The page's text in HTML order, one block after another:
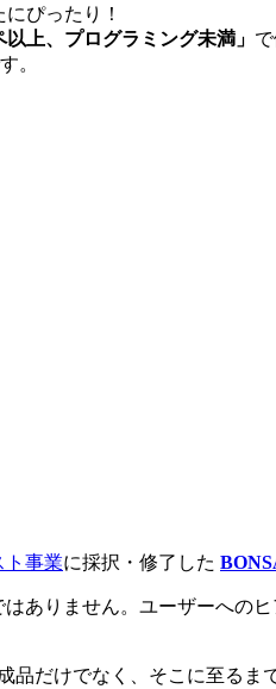
ぴったり！
以上、プログラミング未満」
。
ト事業に採択・修了した
ありません。ユーザーへの
品だけでなく、そこに至る